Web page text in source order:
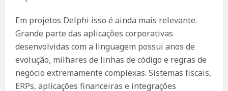
Em projetos Delphi isso é ainda mais relevante.
Grande parte das aplicações corporativas
desenvolvidas com a linguagem possui anos de
evolução, milhares de linhas de código e regras de
negócio extremamente complexas. Sistemas fiscais,
ERPs, aplicações financeiras e integrações